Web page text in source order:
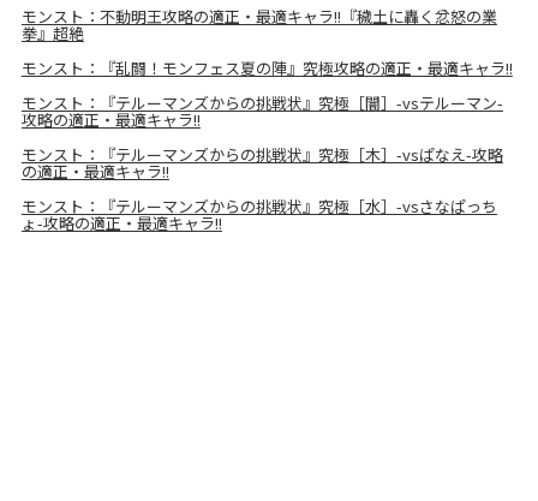
モンスト：不動明王攻略の適正・最適キャラ!!『穢土に轟く忿怒の業
拳』超絶
モンスト：『乱闘！モンフェス夏の陣』究極攻略の適正・最適キャラ!!
モンスト：『テルーマンズからの挑戦状』究極［闇］-vsテルーマン-
攻略の適正・最適キャラ!!
モンスト：『テルーマンズからの挑戦状』究極［木］-vsぱなえ-攻略
の適正・最適キャラ!!
モンスト：『テルーマンズからの挑戦状』究極［水］-vsさなぱっち
ょ-攻略の適正・最適キャラ!!